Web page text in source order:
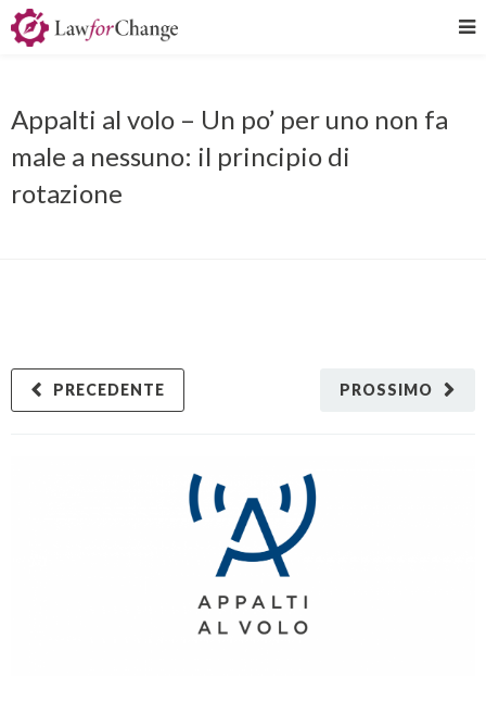
Appalti al volo – Un po’ per uno non fa
male a nessuno: il principio di
rotazione
PROSSIMO
PRECEDENTE